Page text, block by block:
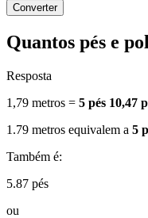
Converter
Quantos pés e
Resposta
1,79 metros = 5 pés 10,47
1.79 metros equivalem a 5
Também é:
5.87 pés
ou